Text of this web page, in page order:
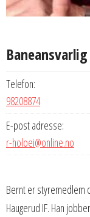
Baneansvarlig
Telefon:
98208874
E-post adresse:
r-holoei@online.no
Bernt er styremedlem
Haugerud IF. Han